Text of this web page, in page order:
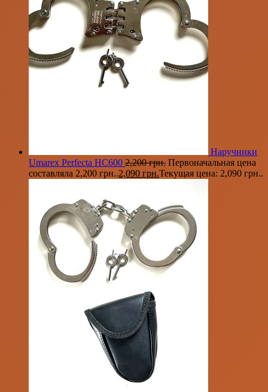
Наручники
Umarex Perfecta HC600 2,200грн. Первоначальная цена
составляла 2,200 грн..2,090 грн.Текущая цена: 2,090 грн..